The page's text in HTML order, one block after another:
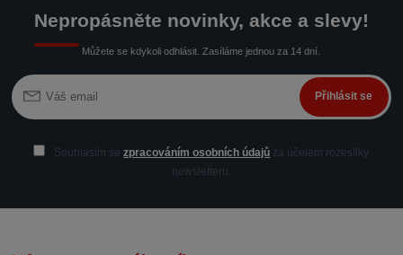
Nepropásněte novinky, akce a slevy!
Můžete se kdykoli odhlásit. Zasíláme jednou za 14 dní.
Přihlásit se
Souhlasím sezpracováním osobních údajů za účelem rozesílky
newsletteru.